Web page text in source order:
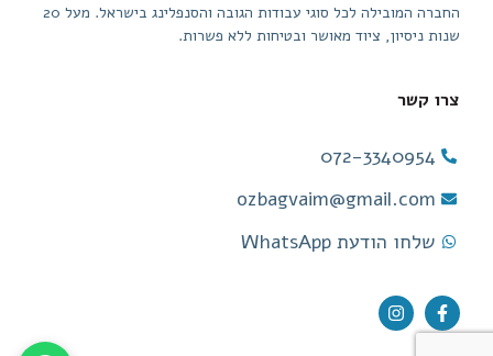
החברה המובילה לכל סוגי עבודות הגובה והסנפלינג בישראל. מעל 20
שנות ניסיון, ציוד מאושר ובטיחות ללא פשרות.
צרו קשר
072-3340954
ozbagvaim@gmail.com
שלחו הודעת WhatsApp